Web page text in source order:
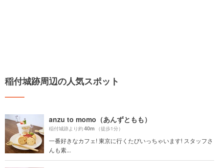
稲付城跡周辺の人気スポット
anzu to momo（あんずともも）
稲付城跡より約40m （徒歩1分）
一番好きなカフェ! 東京に行くたびいっちゃいます! スタッフさ
んも素...